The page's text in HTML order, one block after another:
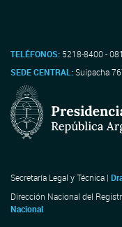
TELÉFONOS: 5218-8400 -
SEDE CENTRAL:Suipacha
Secretaría Legal y Técnica |
Dirección Nacional del
Nacional